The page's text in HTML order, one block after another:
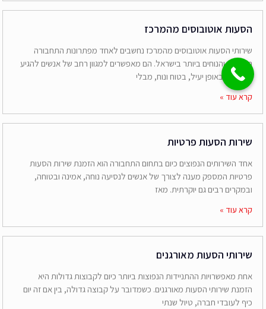
הסעות אוטובוסים מהמרכז
שירותי הסעות אוטובוסים מהמרכז נחשבים לאחד מפתרונות התחבורה
הנפוצים והנוחים ביותר בישראל. הם מאפשרים למגוון רחב של אנשים להגיע
ליעדיהם באופן יעיל, בטוח ונוח, מבלי
קרא עוד »
שירות הסעות פרטיות
אחד השירותים הנפוצים כיום בתחום התחבורה הוא הזמנת שירות הסעות
פרטיות המספק מענה לצורך של אנשים לנסיעה נוחה, אמינה ובטוחה,
ובמקרים רבים גם יוקרתית. מאז
קרא עוד »
שירותי הסעות מאורגנים
אחת מאפשרויות ההתניידות הנפוצות ביותר כיום לקבוצות גדולות היא
הזמנת שירותי הסעות מאורגנים. כשמדובר על קבוצה גדולה, בין אם זה יום
כיף לעובדי חברה, טיול שנתי